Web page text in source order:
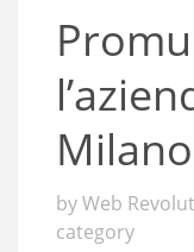
Milano
by Web
category